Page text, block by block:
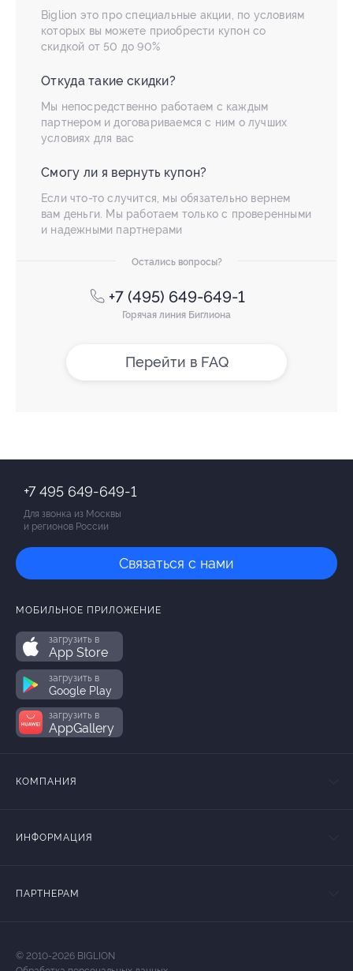
Biglion это про специальные акции, по условиям
которых вы можете приобрести купон со
скидкой от 50 до 90%
Откуда такие скидки?
Мы непосредственно работаем с каждым
партнером и договариваемся с ним о лучших
условиях для вас
Смогу ли я вернуть купон?
Если что-то случится, мы обязательно вернем
вам деньги. Мы работаем только с проверенными
и надежными партнерами
Остались вопросы?
+7 (495) 649-649-1
Горячая линия Биглиона
Перейти в FAQ
+7 495 649-649-1
Для звонка из Москвы
и регионов России
Связаться с нами
МОБИЛЬНОЕ ПРИЛОЖЕНИЕ
загрузить в
App Store
загрузить в
Google Play
загрузить в
AppGallery
КОМПАНИЯ
ИНФОРМАЦИЯ
ПАРТНЕРАМ
© 2010-2026 BIGLION